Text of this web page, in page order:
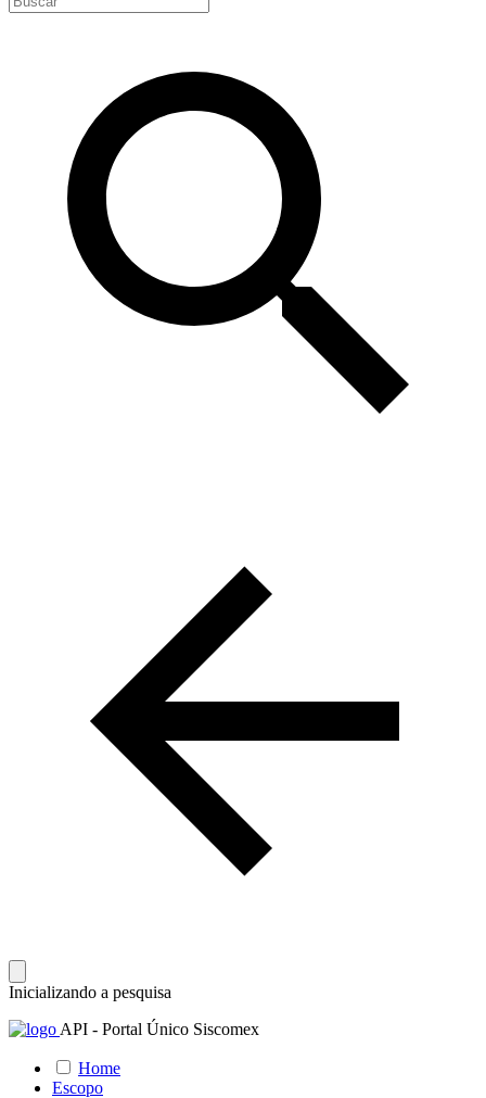
Inicializando a pesquisa
API - Portal Único Siscomex
Home
Escopo